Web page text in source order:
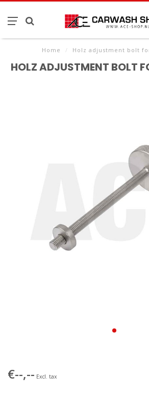
Home / Holz adjustment bolt
HOLZ ADJUSTMENT BOLT
€--,-- Excl. tax